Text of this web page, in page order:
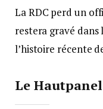
La RDC perd un
restera gravé
l’histoire récente
Le Hautpanel